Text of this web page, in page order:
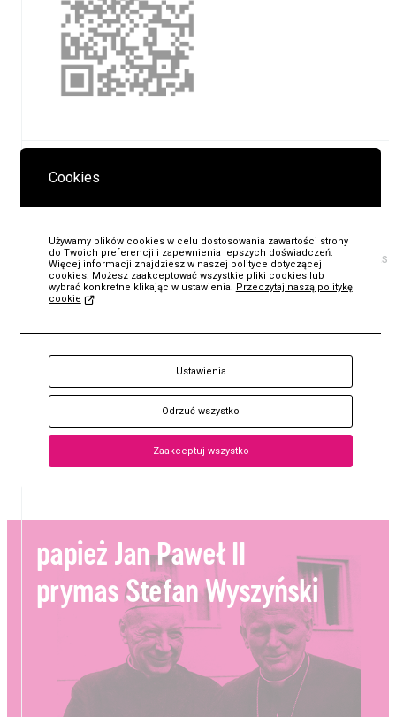
Bilet
Partnerzy projektu:
Warszawa, Instytut Prymasa Stefana Kardynała
Wyszyńskiego, Parafia bł. Władysława z Gielniowa, Parafia
pw. Przemienienia Pańskiego w Zuzeli, Fundacja „Łączy nas
Dobro”
ze środków Ministra Kultury i
Dziedzictwa Narodowego.
Patronat honorowyDziekana Dekanatu Wilanowskiego,
proboszcza Parafii Opatrzności Bożej, Księdza Prałata
papież Jan Paweł II
prymas Stefan Wyszyński
Cookies
Używamy plików cookies w celu dostosowania zawartości strony
do Twoich preferencji i zapewnienia lepszych doświadczeń.
Więcej informacji znajdziesz w naszej polityce dotyczącej
cookies. Możesz zaakceptować wszystkie pliki cookies lub
wybrać konkretne klikając w ustawienia. Przeczytaj naszą politykę
cookie
Ustawienia
Odrzuć wszystko
Zaakceptuj wszystko